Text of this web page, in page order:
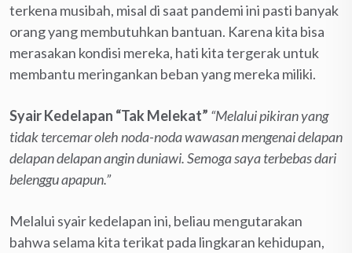
terkena musibah, misal di saat pandemi ini pasti banyak
orang yang membutuhkan bantuan. Karena kita bisa
merasakan kondisi mereka, hati kita tergerak untuk
membantu meringankan beban yang mereka miliki.
Syair Kedelapan “Tak Melekat” “Melalui pikiran yang
tidak tercemar oleh noda-noda wawasan mengenai delapan
delapan delapan angin duniawi. Semoga saya terbebas dari
belenggu apapun.”
Melalui syair kedelapan ini, beliau mengutarakan
bahwa selama kita terikat pada lingkaran kehidupan,